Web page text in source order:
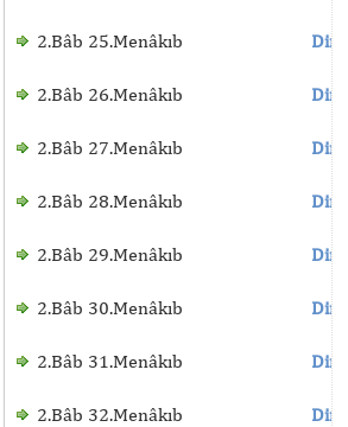
2.Bâb 25.Menâkıb
2.Bâb 26.Menâkıb
2.Bâb 27.Menâkıb
2.Bâb 28.Menâkıb
2.Bâb 29.Menâkıb
2.Bâb 30.Menâkıb
2.Bâb 31.Menâkıb
2.Bâb 32.Menâkıb